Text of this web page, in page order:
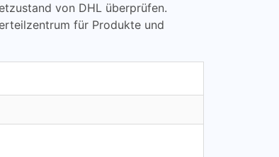
von DHL überprüfen.
für Produkte und